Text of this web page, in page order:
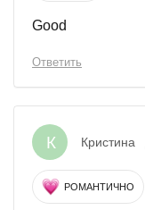
Good
Ответить
К Кристина
РОМАНТИЧНО